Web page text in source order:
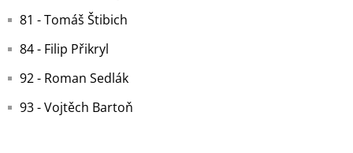
81 - Tomáš Štibich
84 - Filip Přikryl
92 - Roman Sedlák
93 - Vojtěch Bartoň